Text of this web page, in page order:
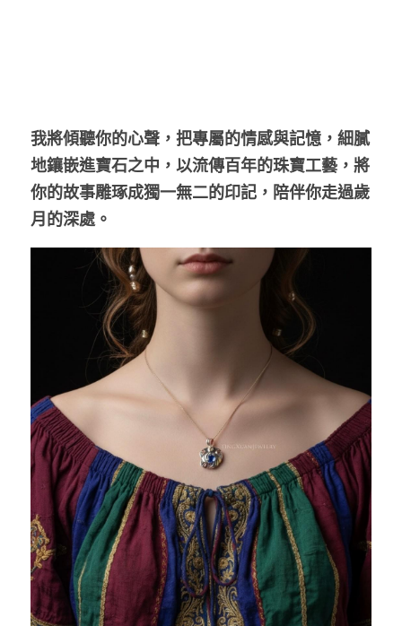
我將傾聽你的心聲，把專屬的情感與記憶，細膩
地鑲嵌進寶石之中，以流傳百年的珠寶工藝，將
你的故事雕琢成獨一無二的印記，陪伴你走過歲
月的深處。